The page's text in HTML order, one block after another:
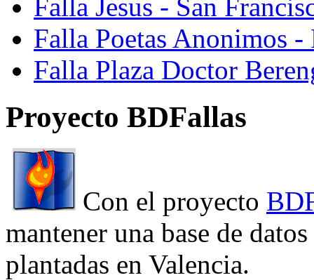
Falla Jesus - San
Falla Poetas Anonimos
Falla Plaza Doctor
Proyecto BDFallas
Con el proyecto
mantener una base de
plantadas en Valencia.